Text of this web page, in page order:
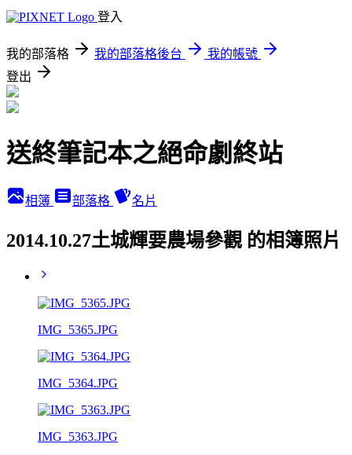
登入
我的部落格 我的部落格後台
我的帳號
登出
送終筆記本之絕命劇終站
相簿 部落格 名片
2014.10.27土城輝要農場參觀 的相簿照片
IMG_5365.JPG
IMG_5364.JPG
IMG_5363.JPG